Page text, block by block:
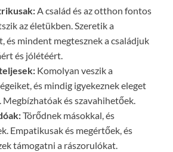
A család és az otthon fontos
az életükben. Szeretik a
és mindent megtesznek a családjuk
és jólétéért.
Komolyan veszik a
és mindig igyekeznek eleget
és szavahihetőek.
Törődnek másokkal, és
Empatikusak és megértőek, és
támogatni a rászorulókat.